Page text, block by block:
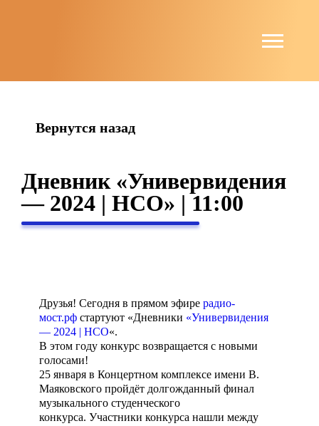
Вернутся назад
Дневник «Универвидения
— 2024 | НСО» | 11:00
Друзья! Сегодня в прямом эфире радио-
мост.рф стартуют «Дневники «Универвидения
— 2024 | НСО«.
В этом году конкурс возвращается с новыми
голосами!
25 января в Концертном комплексе имени В.
Маяковского пройдёт долгожданный финал
музыкального студенческого
конкурса. Участники конкурса нашли между